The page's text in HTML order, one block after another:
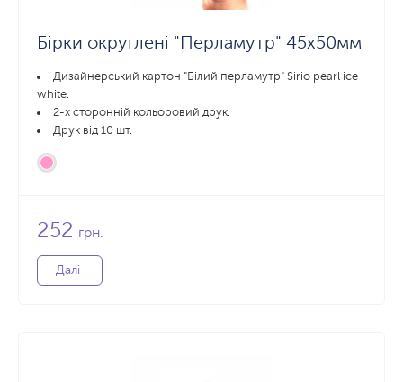
Бірки округлені "Перламутр" 45x50мм
Дизайнерський картон "Білий перламутр" Sirio pearl ice
white.
2-х сторонній кольоровий друк.
Друк від 10 шт.
252 грн.
Далі